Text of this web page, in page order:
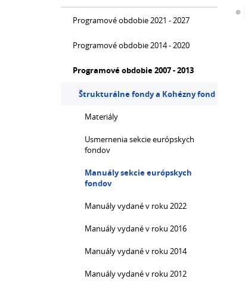
Programové obdobie 2021 - 2027
Programové obdobie 2014 - 2020
Programové obdobie 2007 - 2013
Štrukturálne fondy a Kohézny fond
Materiály
Usmernenia sekcie európskych
fondov
Manuály sekcie európskych
fondov
Manuály vydané v roku 2022
Manuály vydané v roku 2016
Manuály vydané v roku 2014
Manuály vydané v roku 2012